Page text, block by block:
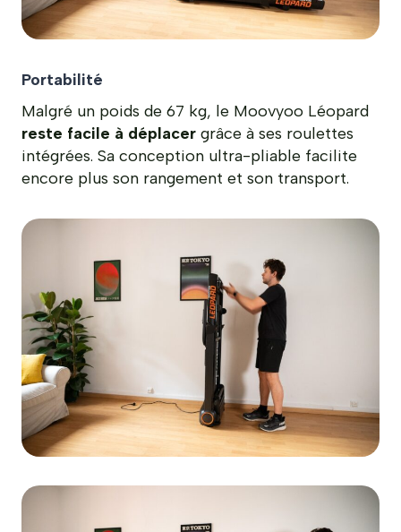
Portabilité
Malgré un poids de 67 kg, le Moovyoo Léopard
reste facile à déplacer grâce à ses roulettes
intégrées. Sa conception ultra-pliable facilite
encore plus son rangement et son transport.